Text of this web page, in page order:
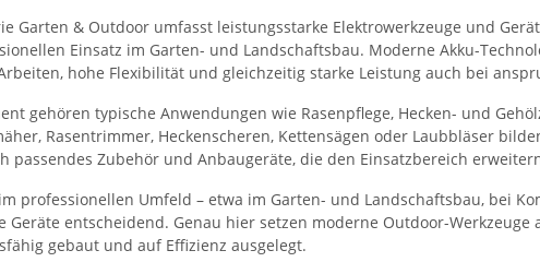
Garten & Outdoor umfasst leistungsstarke Elektrowerkzeuge und
Einsatz im Garten- und Landschaftsbau. Moderne Akku-
hohe Flexibilität und gleichzeitig starke Leistung auch bei
gehören typische Anwendungen wie Rasenpflege, Hecken- und
Rasentrimmer, Heckenscheren, Kettensägen oder Laubbläser
passendes Zubehör und Anbaugeräte, die den Einsatzbereich
professionellen Umfeld – etwa im Garten- und Landschaftsbau, bei
Geräte entscheidend. Genau hier setzen moderne Outdoor-
gebaut und auf Effizienz ausgelegt.